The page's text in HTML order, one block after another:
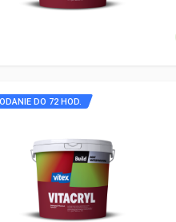
DO 72 HOD.